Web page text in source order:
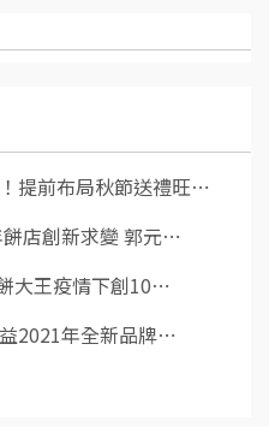
提前布局秋節送禮旺⋯
店創新求變 郭元⋯
大王疫情下創10⋯
2021年全新品牌⋯